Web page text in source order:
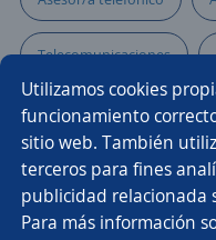
Utilizamos cookies
funcionamiento
sitio web. También
terceros para fines
publicidad relacionada
Para más información
Telecomunicaciones
Comercial
Asesor/a comercial punto
Asesor/a de ventas
Buscar es